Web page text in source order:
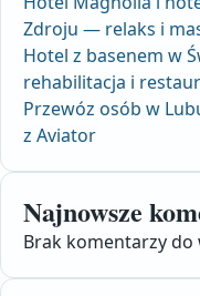
Zdroju — relaks i
Hotel z basenem w
rehabilitacja i
Przewóz osób w
z Aviator
Najnowsze
Brak komentarzy do